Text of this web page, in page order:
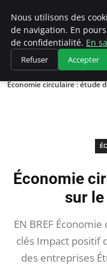
Accueil
Économie
Économie circulaire : étude
Économie
sur
EN BREF
clés Impact positif
des entreprises
Nous utilisons des
de navigation. En
de confidentialité. En
Refuser Accepter